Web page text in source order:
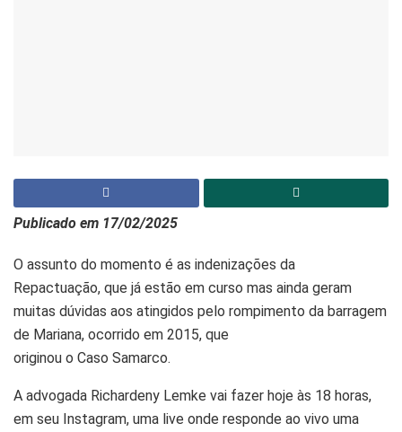
Publicado em 17/02/2025
O assunto do momento é as indenizações da
Repactuação, que já estão em curso mas ainda geram
muitas dúvidas aos atingidos pelo rompimento da barragem
de Mariana, ocorrido em 2015, que
originou o Caso Samarco.
A advogada Richardeny Lemke vai fazer hoje às 18 horas,
em seu Instagram, uma live onde responde ao vivo uma